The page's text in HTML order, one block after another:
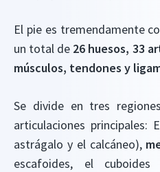
El pie es tremendamente
un total de 26 huesos, 33
músculos, tendones y
Se divide en tres
articulaciones principales:
astrágalo y el calcáneo),
escafoides, el